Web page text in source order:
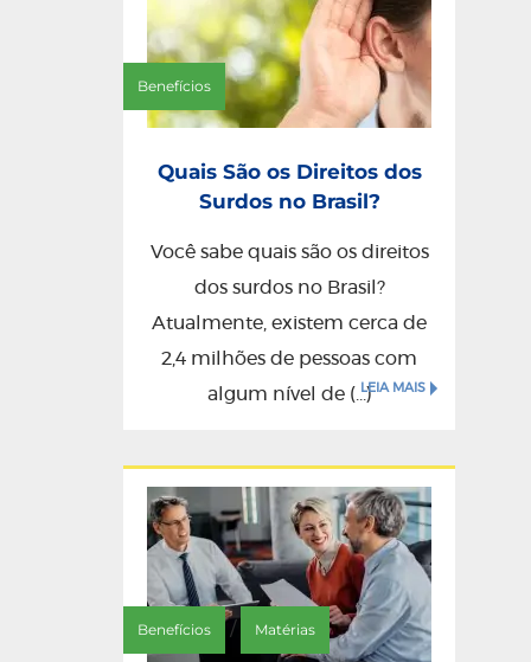
Benefícios
Quais São os Direitos dos
Surdos no Brasil?
Você sabe quais são os direitos
dos surdos no Brasil?
Atualmente, existem cerca de
2,4 milhões de pessoas com
algum nível de (...)LEIA MAIS
Benefícios / Matérias